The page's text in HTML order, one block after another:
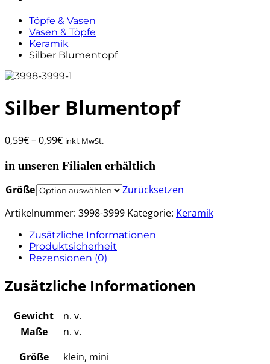
Töpfe & Vasen
Vasen & Töpfe
Keramik
Silber Blumentopf
Silber Blumentopf
0,59€–0,99€ inkl. MwSt.
in unseren Filialen erhältlich
Größe
Zurücksetzen
Artikelnummer: 3998-3999 Kategorie: Keramik
Zusätzliche Informationen
Produktsicherheit
Rezensionen (0)
Zusätzliche Informationen
Gewicht
n. v.
Maße
n. v.
Größe
klein, mini